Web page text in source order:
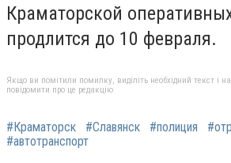
Краматорской
продлится до 10 февраля.
Якщо ви помітили помилку, виділіть необхідний текст і
повідомити про це редакцію
#Краматорск #Славянск #полиция
#автотранспорт